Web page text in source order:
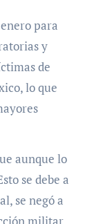
para
y
de
lo que
aunque lo
se debe a
se negó a
militar,